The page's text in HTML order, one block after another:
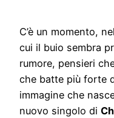
C’è un momento,
cui il buio sembra
rumore, pensieri
che batte più forte
immagine che
nuovo singolo di